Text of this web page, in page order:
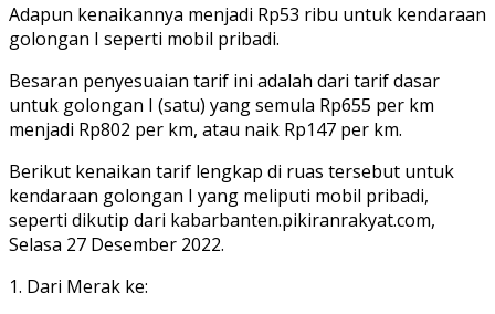
Adapun kenaikannya menjadi Rp53 ribu untuk kendaraan
golongan I seperti mobil pribadi.
Besaran penyesuaian tarif ini adalah dari tarif dasar
untuk golongan I (satu) yang semula Rp655 per km
menjadi Rp802 per km, atau naik Rp147 per km.
Berikut kenaikan tarif lengkap di ruas tersebut untuk
kendaraan golongan I yang meliputi mobil pribadi,
seperti dikutip dari kabarbanten.pikiranrakyat.com,
Selasa 27 Desember 2022.
1. Dari Merak ke: